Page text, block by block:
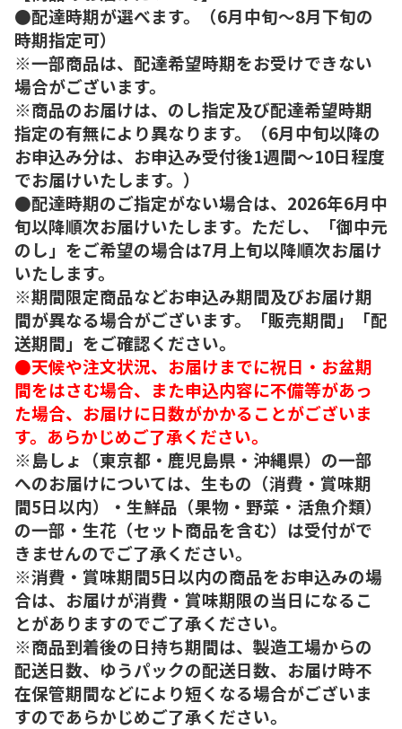
●配達時期が選べます。（6月中旬～8月下旬の
時期指定可）
※一部商品は、配達希望時期をお受けできない
場合がございます。
※商品のお届けは、のし指定及び配達希望時期
指定の有無により異なります。（6月中旬以降の
お申込み分は、お申込み受付後1週間～10日程度
でお届けいたします。）
●配達時期のご指定がない場合は、2026年6月中
旬以降順次お届けいたします。ただし、「御中元
のし」をご希望の場合は7月上旬以降順次お届け
いたします。
※期間限定商品などお申込み期間及びお届け期
間が異なる場合がございます。「販売期間」「配
送期間」をご確認ください。
●天候や注文状況、お届けまでに祝日・お盆期
間をはさむ場合、また申込内容に不備等があっ
た場合、お届けに日数がかかることがございま
す。あらかじめご了承ください。
※島しょ（東京都・鹿児島県・沖縄県）の一部
へのお届けについては、生もの（消費・賞味期
間5日以内）・生鮮品（果物・野菜・活魚介類）
の一部・生花（セット商品を含む）は受付がで
きませんのでご了承ください。
※消費・賞味期間5日以内の商品をお申込みの場
合は、お届けが消費・賞味期限の当日になるこ
とがありますのでご了承ください。
※商品到着後の日持ち期間は、製造工場からの
配送日数、ゆうパックの配送日数、お届け時不
在保管期間などにより短くなる場合がございま
すのであらかじめご了承ください。